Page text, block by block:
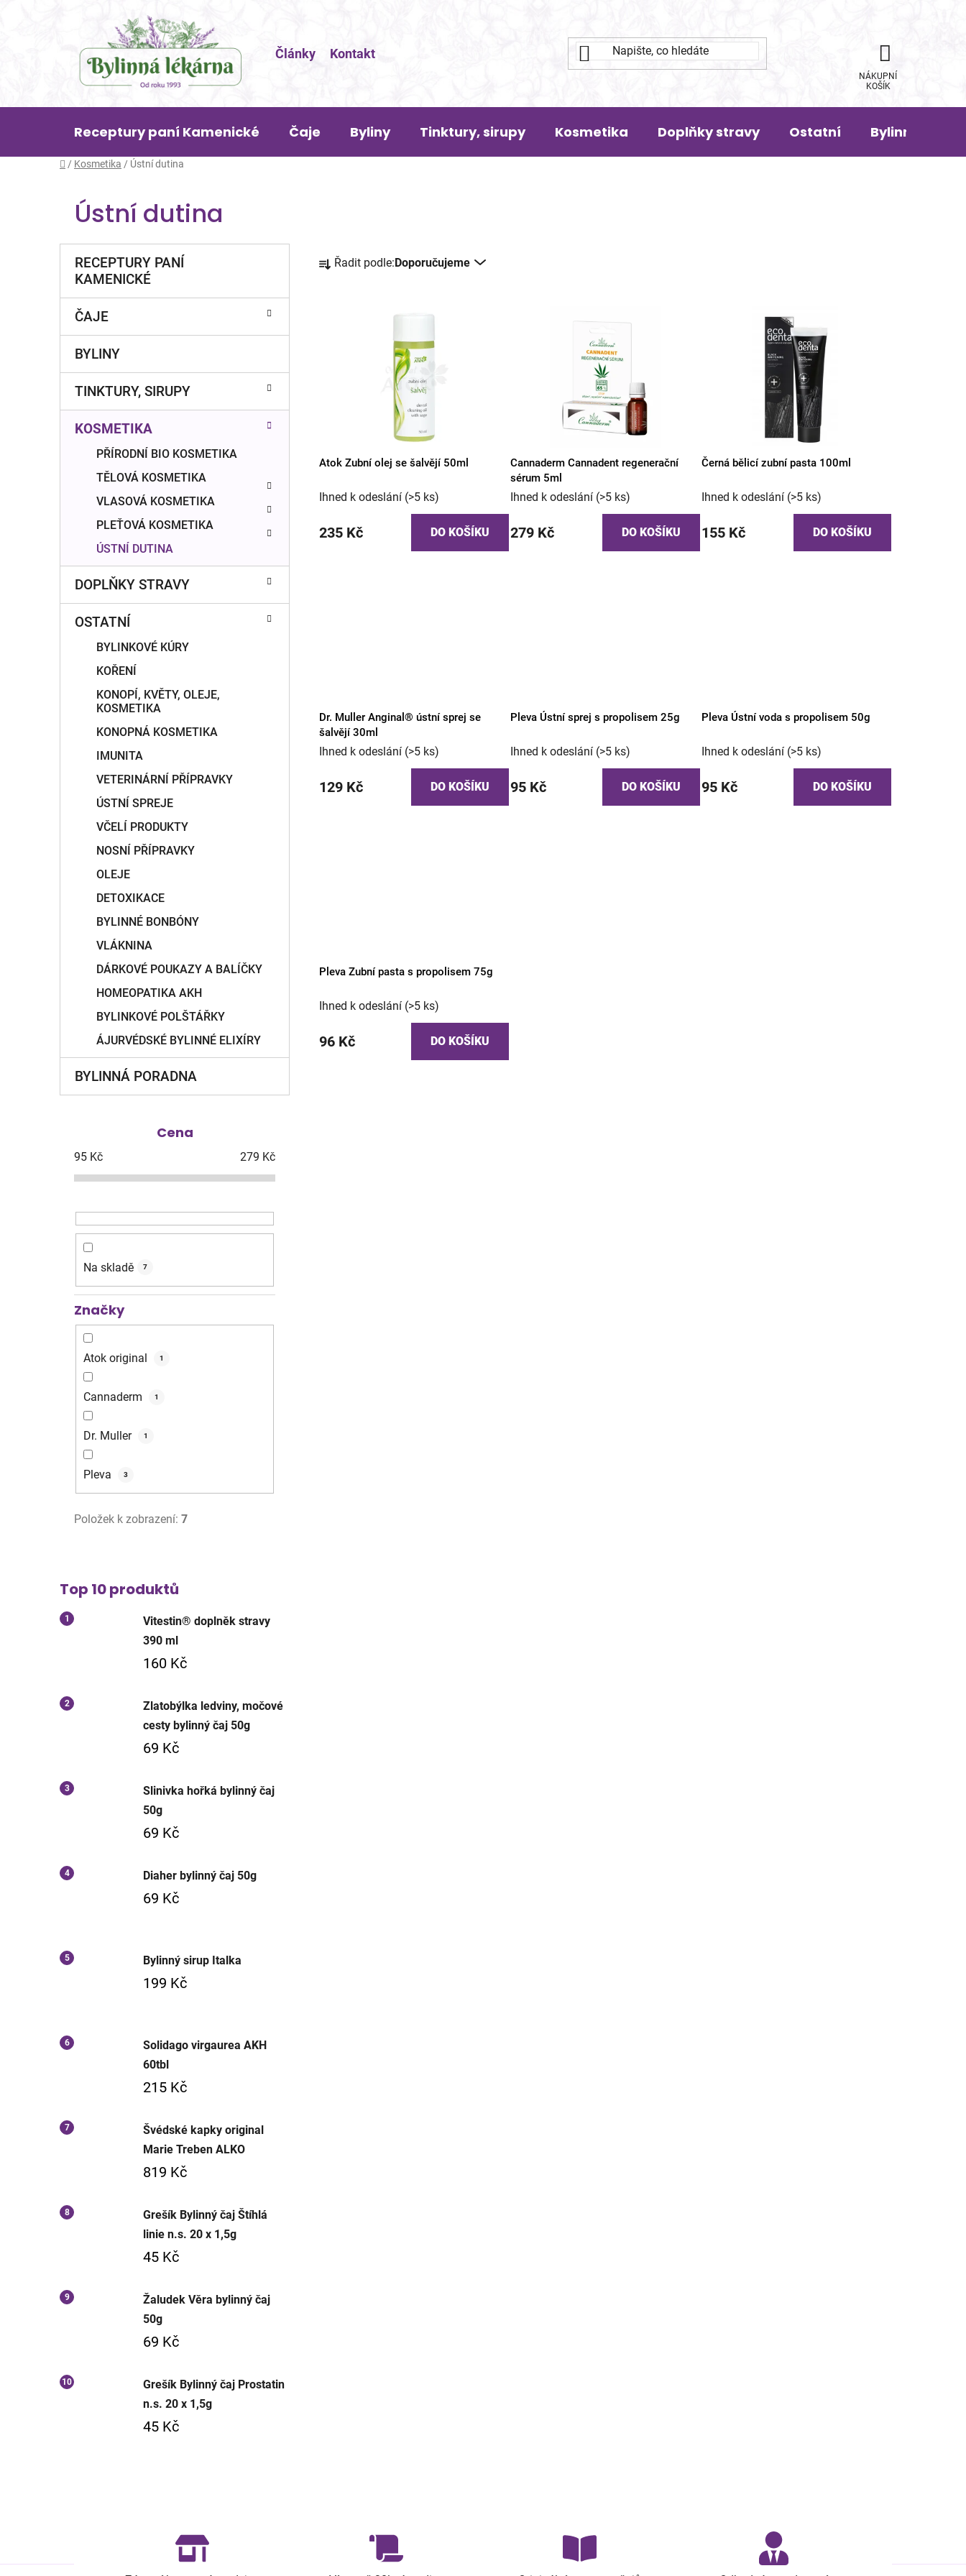
Články Kontakt
NÁKUPNÍ
KOŠÍK
Receptury paní Kamenické Čaje Byliny Tinktury, sirupy Kosmetika Doplňky stravy Ostatní Bylinná
Domů
/ Kosmetika / Ústní dutina
Ústní dutina
P
kategorie
K
e
o
e
RECEPTURY PANÍ
KAMENICKÉ
ČAJE
BYLINY
TINKTURY, SIRUPY
KOSMETIKA
PŘÍRODNÍ BIO KOSMETIKA
TĚLOVÁ KOSMETIKA
VLASOVÁ KOSMETIKA
PLEŤOVÁ KOSMETIKA
ÚSTNÍ DUTINA
DOPLŇKY STRAVY
OSTATNÍ
BYLINKOVÉ KÚRY
KOŘENÍ
KONOPÍ, KVĚTY, OLEJE,
KOSMETIKA
KONOPNÁ KOSMETIKA
IMUNITA
VETERINÁRNÍ PŘÍPRAVKY
ÚSTNÍ SPREJE
VČELÍ PRODUKTY
NOSNÍ PŘÍPRAVKY
OLEJE
DETOXIKACE
BYLINNÉ BONBÓNY
VLÁKNINA
DÁRKOVÉ POUKAZY A BALÍČKY
HOMEOPATIKA AKH
BYLINKOVÉ POLŠTÁŘKY
ÁJURVÉDSKÉ BYLINNÉ ELIXÍRY
BYLINNÁ PORADNA
Cena
95 Kč 279 Kč
Na skladě 7
Značky
Atok original 1
Cannaderm 1
Dr. Muller 1
Pleva 3
Položek k zobrazení: 7
Top 10 produktů
Vitestin® doplněk stravy
390 ml
160 Kč
Zlatobýlka ledviny, močové
cesty bylinný čaj 50g
69 Kč
Slinivka hořká bylinný čaj
50g
69 Kč
Diaher bylinný čaj 50g
69 Kč
Bylinný sirup Italka
199 Kč
Solidago virgaurea AKH
60tbl
215 Kč
Švédské kapky original
Marie Treben ALKO
819 Kč
Grešík Bylinný čaj Štíhlá
linie n.s. 20 x 1,5g
45 Kč
Žaludek Věra bylinný čaj
50g
69 Kč
Grešík Bylinný čaj Prostatin
n.s. 20 x 1,5g
45 Kč
a
k
ů
Řadit podle:Doporučujeme
o
d
u
k
t
Atok Zubní olej se šalvějí 50ml
Ihned k odeslání (>5 ks)
235 Kč DO KOŠÍKU
Cannaderm Cannadent regenerační
sérum 5ml
Ihned k odeslání (>5 ks)
279 Kč DO KOŠÍKU
Černá bělicí zubní pasta 100ml
Ihned k odeslání (>5 ks)
155 Kč DO KOŠÍKU
Dr. Muller Anginal® ústní sprej se
šalvějí 30ml
Ihned k odeslání (>5 ks)
129 Kč DO KOŠÍKU
Pleva Ústní sprej s propolisem 25g
Ihned k odeslání (>5 ks)
95 Kč DO KOŠÍKU
Pleva Ústní voda s propolisem 50g
Ihned k odeslání (>5 ks)
95 Kč DO KOŠÍKU
Pleva Zubní pasta s propolisem 75g
Ihned k odeslání (>5 ks)
96 Kč DO KOŠÍKU